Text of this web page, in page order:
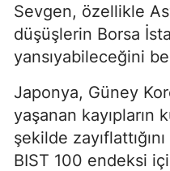
Sevgen, özellikle
düşüşlerin Borsa
yansıyabileceğini
Japonya, Güney
yaşanan kayıpların
şekilde
BIST 100 endeksi